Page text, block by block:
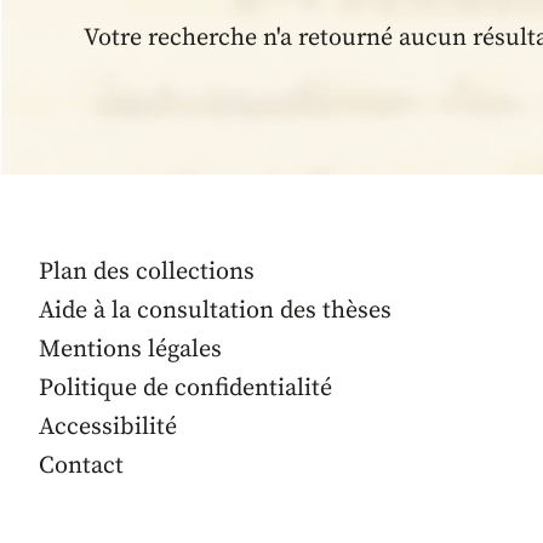
Votre recherche n'a retourné aucun
Plan des collections
Aide à la consultation des thèses
Mentions légales
Politique de confidentialité
Accessibilité
Contact